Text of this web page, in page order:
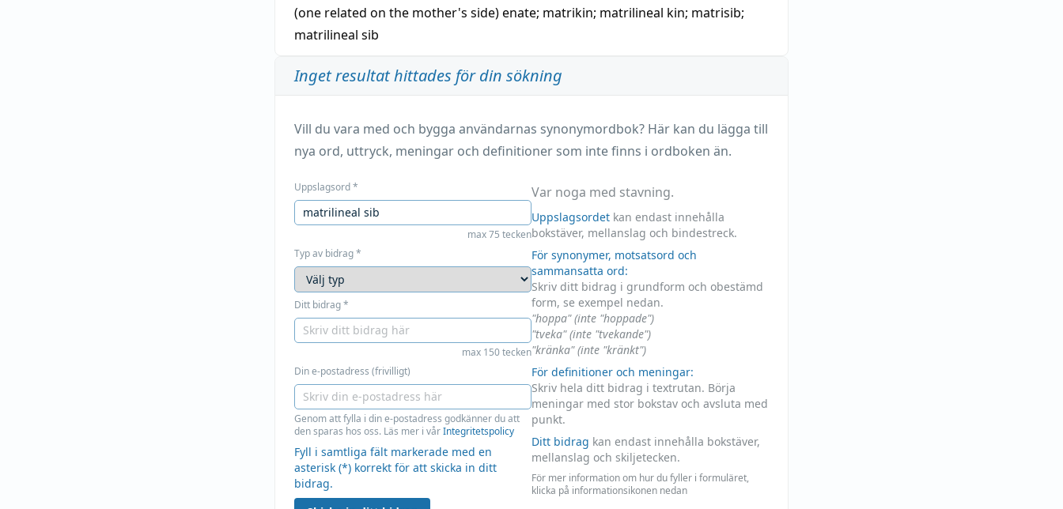
(one related on the mother's side)enate; matrikin; matrilineal kin; matrisib;
matrilineal sib
Inget resultat hittades för din sökning
Vill du vara med och bygga användarnas synonymordbok? Här kan du lägga till
nya ord, uttryck, meningar och definitioner som inte finns i ordboken än.
Uppslagsord*
max 75 tecken
Typ av bidrag*
Ditt bidrag*
max 150 tecken
Din e-postadress (frivilligt)
Genom att fylla i din e-postadress godkänner du att
den sparas hos oss. Läs mer i vårIntegritetspolicy
Fyll i samtliga fält markerade med en
asterisk (*) korrekt för att skicka in ditt
bidrag.
Var noga med stavning.
Uppslagsordet kan endast innehålla
bokstäver, mellanslag och bindestreck.
För synonymer, motsatsord och
sammansatta ord:
Skriv ditt bidrag i grundform och obestämd
form, se exempel nedan.
"hoppa" (inte "hoppade")
"tveka" (inte "tvekande")
"kränka" (inte "kränkt")
För definitioner och meningar:
Skriv hela ditt bidrag i textrutan. Börja
meningar med stor bokstav och avsluta med
punkt.
Ditt bidrag kan endast innehålla bokstäver,
mellanslag och skiljetecken.
För mer information om hur du fyller i formuläret,
klicka på informationsikonen nedan